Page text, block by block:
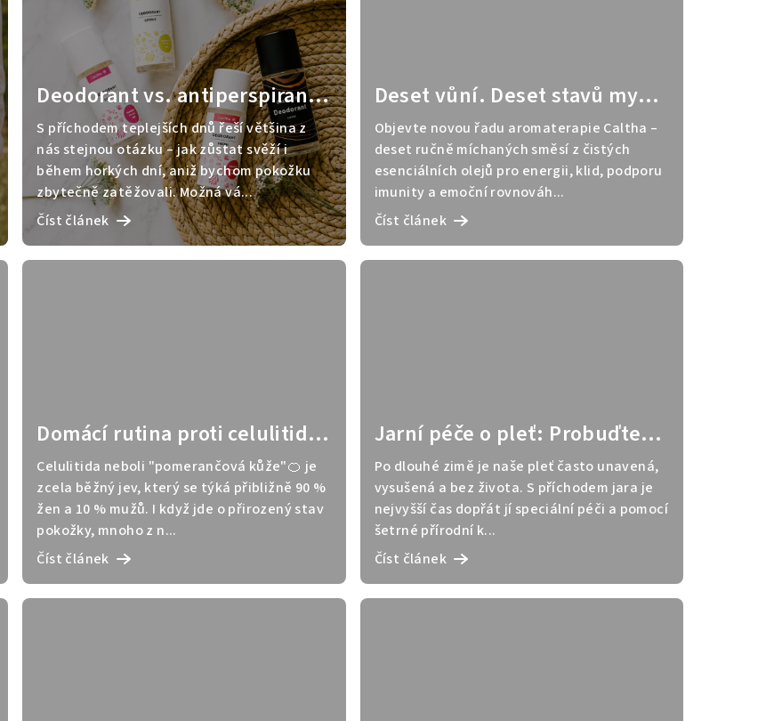
Deodorant vs. antiperspirant:
Jaký je rozdíl a co je lepší v
létě?
S příchodem teplejších dnů řeší většina z
nás stejnou otázku – jak zůstat svěží i
během horkých dní, aniž bychom pokožku
zbytečně zatěžovali. Možná vá...
Číst článek
Deset vůní. Deset stavů mysli
– kterou si vyberete dnes?
Objevte novou řadu aromaterapie Caltha –
deset ručně míchaných směsí z čistých
esenciálních olejů pro energii, klid, podporu
imunity a emoční rovnováh...
Číst článek
Domácí rutina proti celulitidě:
Kombinace masáže a přírodní
kosmetiky
Celulitida neboli "pomerančová kůže"🍊 je
zcela běžný jev, který se týká přibližně 90 %
žen a 10 % mužů. I když jde o přirozený stav
pokožky, mnoho z n...
Číst článek
Jarní péče o pleť: Probuďte
svou pokožku po zimě
Po dlouhé zimě je naše pleť často unavená,
vysušená a bez života. S příchodem jara je
nejvyšší čas dopřát jí speciální péči a pomocí
šetrné přírodní k...
Číst článek